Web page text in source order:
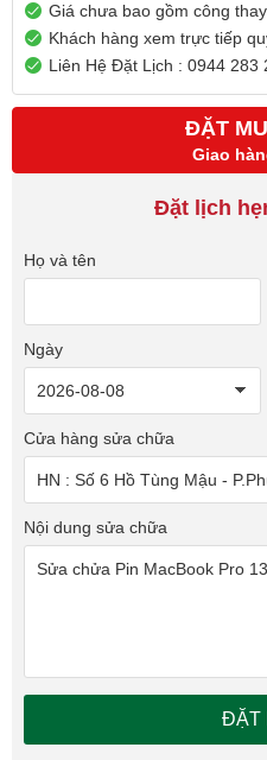
Giá chưa bao gồm công thay
Khách hàng xem trực tiếp
Liên Hệ Đặt Lịch : 0944 283
ĐẶT
Giao
Đặt lịch
Họ và tên
Ngày
Cửa hàng sửa chữa
Nội dung sửa chữa
ĐẶT